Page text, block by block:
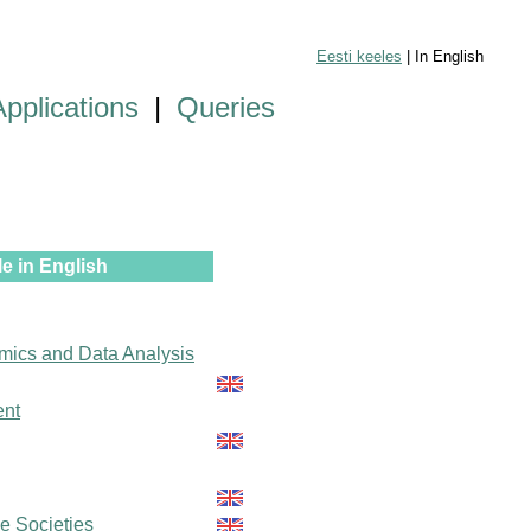
Eesti keeles | In English
| Queries
in English
and Data Analysis
Societies